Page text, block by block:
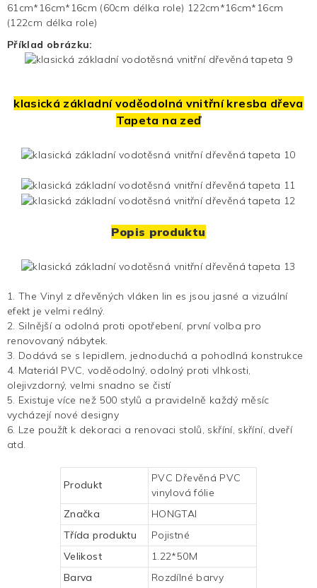
61cm*16cm*16cm (60cm délka role) 122cm*16cm*16cm
(122cm délka role)
Příklad obrázku:
klasická základní voděodolná vnitřní kresba dřeva
Tapeta na zeď
Popis produktu
1.The Vinyl z dřevěných vláken lin es jsou jasné a vizuální
efekt je velmi reálný.
2. Silnější a odolná proti opotřebení, první volba pro
renovovaný nábytek.
3. Dodává se s lepidlem, jednoduchá a pohodlná konstrukce
4. Materiál PVC, voděodolný, odolný proti vlhkosti,
olejivzdorný, velmi snadno se čistí
5. Existuje více než 500 stylů a pravidelně každý měsíc
vycházejí nové designy
6. Lze použít k dekoraci a renovaci stolů, skříní, skříní, dveří
atd.
Produkt
PVC Dřevěná PVC
vinylová fólie
Značka
HONGTAI
Třída produktu
Pojistné
Velikost
1.22*50M
Barva
Rozdílné barvy